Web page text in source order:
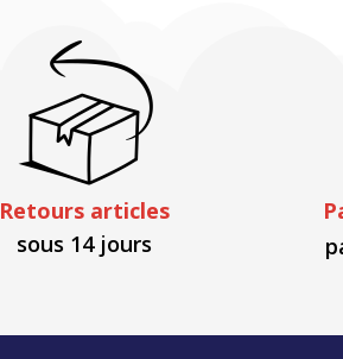
Retours articles
sous 14 jours